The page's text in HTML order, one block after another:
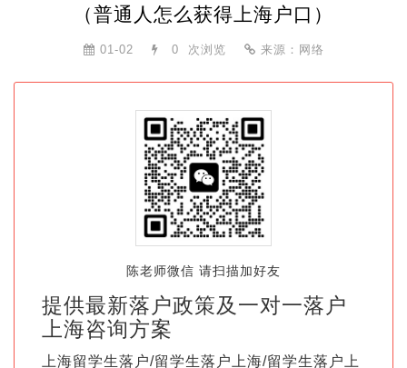
（普通人怎么获得上海户口）
01-02 0 次浏览 来源：网络
陈老师微信 请扫描加好友
提供最新落户政策及一对一落户
上海咨询方案
上海留学生落户/留学生落户上海/留学生落户上